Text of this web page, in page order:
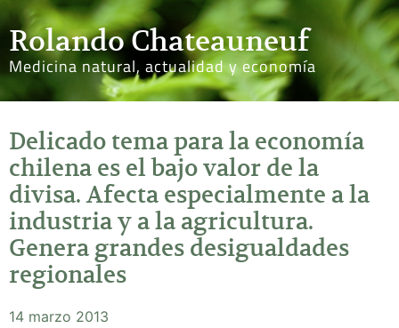
Rolando Chateauneuf
Medicina natural, actualidad y economía
Delicado tema para la economía
chilena es el bajo valor de la
divisa. Afecta especialmente a la
industria y a la agricultura.
Genera grandes desigualdades
regionales
14 marzo 2013